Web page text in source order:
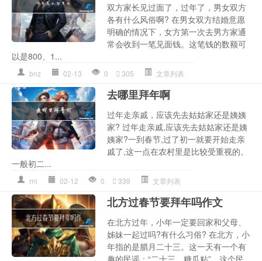
双方家长见过面了，过年了，男女双方
各有什么风俗啊? 在男女双方结婚意愿
明确的情况下，女方第一次去男方家通
常会收到一笔见面钱。这笔钱的数额可
以是800、1...
bnz 02-13 0 305 文章列表
去哪里拜年啊
过年走亲戚，应该先去姑姑家还是姨姨
家? 过年走亲戚,应该先去姑姑家还是姨
姨家?一到春节,过了初一就要开始走亲
戚了,这一点在农村里是比较受重视的。
一般初二...
rnl 02-12 0 339 文章列表
北方过春节要拜年吗作文
在北方过年，小年一定要回家和父母、
姊妹一起过吗?有什么习俗? 在北方，小
年指的是腊月二十三。这一天有一个有
趣的民谣：“二十三，糖瓜粘”。这个民